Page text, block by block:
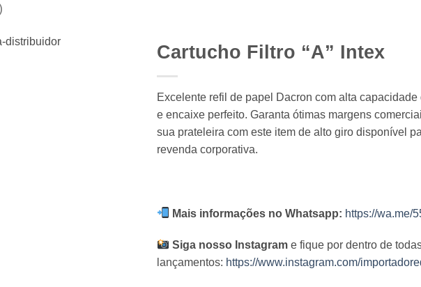
Cartucho Filtro “A” Intex
Excelente refil de papel Dacron com alta capacidade
e encaixe perfeito. Garanta ótimas margens
sua prateleira com este item de alto giro disponível
revenda corporativa.
Mais informações no Whatsapp: https://wa.me/
Siga nosso Instagram e fique por dentro de
lançamentos: https://www.instagram.com/